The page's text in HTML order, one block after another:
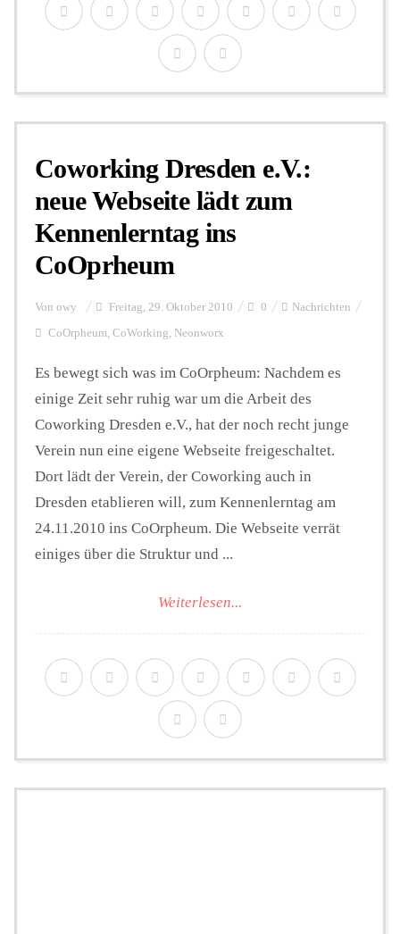
Coworking Dresden e.V.:
neue Webseite lädt zum
Kennenlerntag ins
CoOprheum
Von owy Freitag, 29. Oktober 2010 0 Nachrichten
CoOrpheum, CoWorking, Neonworx
Es bewegt sich was im CoOrpheum: Nachdem es
einige Zeit sehr ruhig war um die Arbeit des
Coworking Dresden e.V., hat der noch recht junge
Verein nun eine eigene Webseite freigeschaltet.
Dort lädt der Verein, der Coworking auch in
Dresden etablieren will, zum Kennenlerntag am
24.11.2010 ins CoOrpheum. Die Webseite verrät
einiges über die Struktur und ...
Weiterlesen...